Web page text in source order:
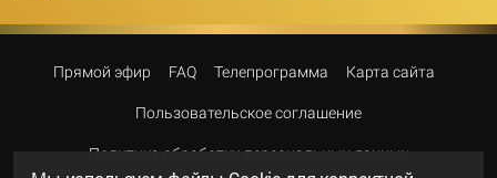
Прямой эфир FAQ Телепрограмма Карта сайта
Пользовательское соглашение
Политика обработки персональных данных